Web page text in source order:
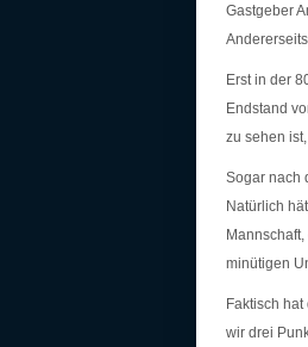
Gastgeber
Erst in der
Endstand
zu sehen
Sogar nach
Natürlich
minütigen
Faktisch
wir drei